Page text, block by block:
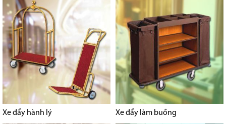
Xe đẩy hành lý Xe đẩy làm buồng